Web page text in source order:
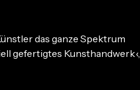
das ganze Spektrum
gefertigtes Kunsthandwerk ‹,